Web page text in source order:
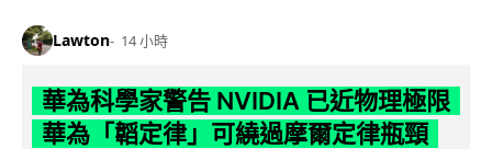
Lawton 14 小時
華為科學家警告 NVIDIA 已近物理極限
華為「韜定律」可繞過摩爾定律瓶頸